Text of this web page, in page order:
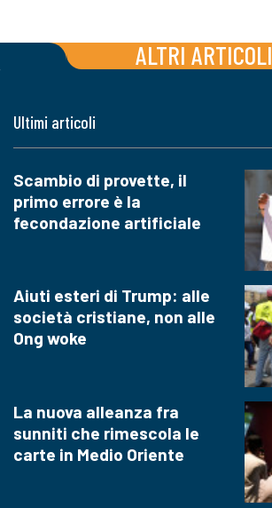
ALTRI ARTICOLI
Ultimi articoli
Scambio di provette, il
primo errore è la
fecondazione artificiale
Aiuti esteri di Trump: alle
società cristiane, non alle
Ong woke
La nuova alleanza fra
sunniti che rimescola le
carte in Medio Oriente